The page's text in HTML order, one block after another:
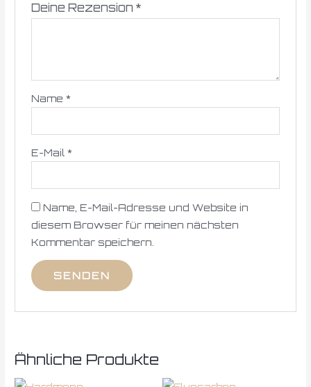
Deine Rezension *
Name *
E-Mail *
Name, E-Mail-Adresse und Website in
diesem Browser für meinen nächsten
Kommentar speichern.
Ähnliche Produkte